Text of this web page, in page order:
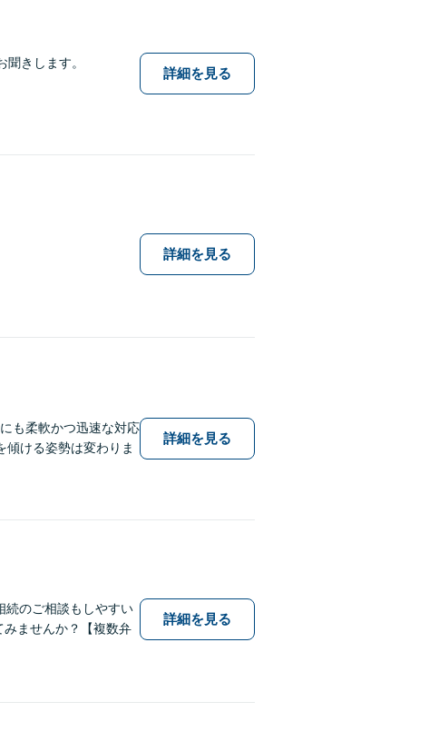
きします。
詳細を見る
詳細を見る
も柔軟かつ迅速な対応
ける姿勢は変わりま
詳細を見る
続のご相談もしやすい
ませんか？【複数弁
詳細を見る